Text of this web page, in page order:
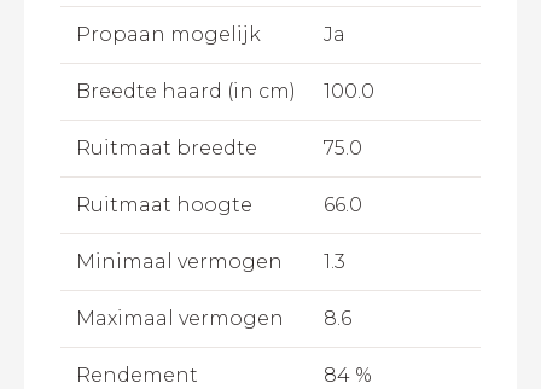
Propaan mogelijk Ja
Breedte haard (in cm) 100.0
Ruitmaat breedte 75.0
Ruitmaat hoogte 66.0
Minimaal vermogen 1.3
Maximaal vermogen 8.6
Rendement 84 %